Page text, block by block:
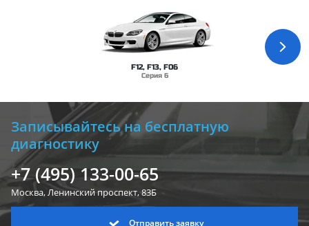
F12, F13, F06
Серия 6
Записывайтесь на бесплатную
диагностику
+7 (495) 133-00-65
Москва, Ленинскийпроспект, 83Б
Отправить заявку